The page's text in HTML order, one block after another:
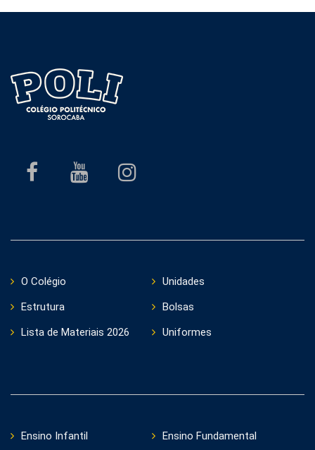
O Colégio
Unidades
Estrutura
Bolsas
Lista de Materiais 2026
Uniformes
Ensino Infantil Ensino Fundamental